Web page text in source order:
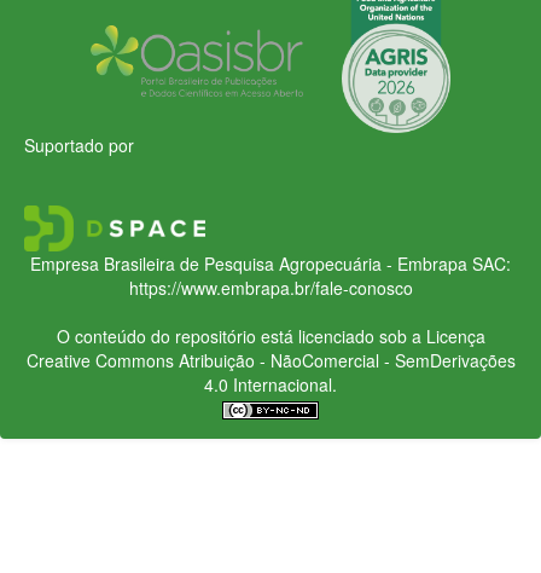
Suportado por
Empresa Brasileira de Pesquisa Agropecuária - Embrapa SAC:
https://www.embrapa.br/fale-conosco
O conteúdo do repositório está licenciado sob a Licença
Creative CommonsAtribuição - NãoComercial - SemDerivações
4.0 Internacional.